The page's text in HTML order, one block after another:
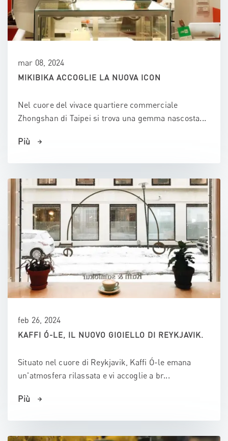
mar 08, 2024
MIKIBIKA ACCOGLIE LA NUOVA ICON
Nel cuore del vivace quartiere commerciale
Zhongshan di Taipei si trova una gemma nascosta...
Più
feb 26, 2024
KAFFI Ó-LE, IL NUOVO GIOIELLO DI REYKJAVIK.
Situato nel cuore di Reykjavik, Kaffi Ó-le emana
un'atmosfera rilassata e vi accoglie a br...
Più